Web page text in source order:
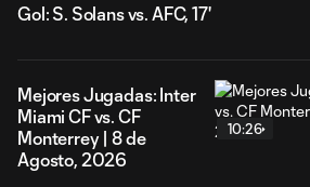
Gol: S. Solans vs. AFC, 17'
Mejores Jugadas: Inter
Miami CF vs. CF
Monterrey | 8 de
Agosto, 2026
10:26